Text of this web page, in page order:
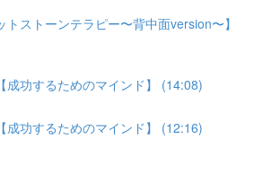
トストーンテラピー〜背中面version〜】
成功するためのマインド】 (14:08)
成功するためのマインド】 (12:16)